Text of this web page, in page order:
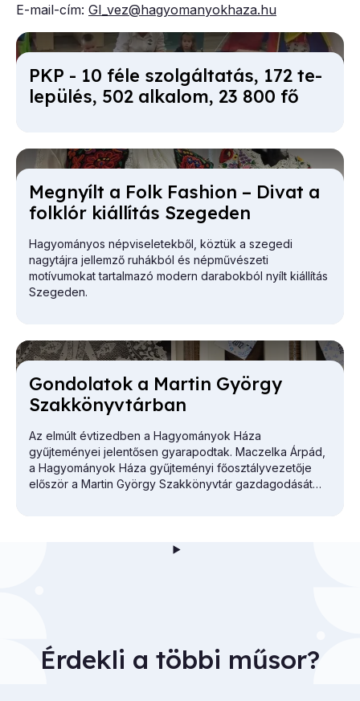
E-mail-cím: GI_vez@hagyomanyokhaza.hu
PKP - 10 fé­le szol­gál­ta­tás, 172 te­
le­pü­lés, 502 al­ka­lom, 23 800 fő
Meg­nyílt a Folk Fashi­on – Di­vat a
folk­lór ki­ál­lí­tás Sze­ge­den
Hagyományos népviseletekből, köztük a szegedi
nagytájra jellemző ruhákból és népművészeti
motívumokat tartalmazó modern darabokból nyílt kiállítás
Szegeden.
Gon­do­la­tok a Mar­tin György
Szak­könyv­tár­ban
Az elmúlt évtizedben a Hagyományok Háza
gyűjteményei jelentősen gyarapodtak. Maczelka Árpád,
a Hagyományok Háza gyűjteményi főosztályvezetője
először a Martin György Szakkönyvtár gazdagodását
Érdekli a többi műsor?